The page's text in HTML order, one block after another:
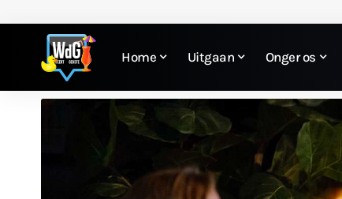
Home Uitgaan Onger os